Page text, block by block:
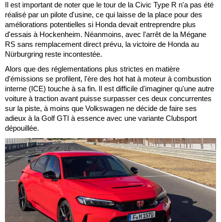
Il est important de noter que le tour de la Civic Type R n'a pas été
réalisé par un pilote d'usine, ce qui laisse de la place pour des
améliorations potentielles si Honda devait entreprendre plus
d'essais à Hockenheim. Néanmoins, avec l'arrêt de la Mégane
RS sans remplacement direct prévu, la victoire de Honda au
Nürburgring reste incontestée.
Alors que des réglementations plus strictes en matière
d'émissions se profilent, l'ère des hot hat à moteur à combustion
interne (ICE) touche à sa fin. Il est difficile d'imaginer qu'une autre
voiture à traction avant puisse surpasser ces deux concurrentes
sur la piste, à moins que Volkswagen ne décide de faire ses
adieux à la Golf GTI à essence avec une variante Clubsport
dépouillée.